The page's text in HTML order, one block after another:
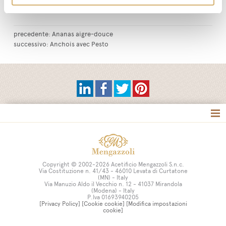
abricots.
precedente: Ananas aigre-douce
successivo: Anchois avec Pesto
Copyright © 2002-2026 Acetificio Mengazzoli S.n.c.
Via Costituzione n. 41/43 - 46010 Levata di Curtatone
(MN) - Italy
Via Manuzio Aldo il Vecchio n. 12 - 41037 Mirandola
(Modena) - Italy
P.Iva 01693940205
[Privacy Policy] [Cookie cookie] [Modifica impostazioni
cookie]